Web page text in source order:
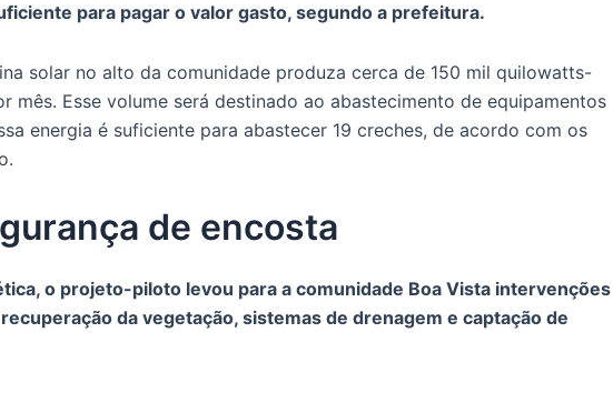
para pagar o valor gasto, segundo a prefeitura.
solar no alto da comunidade produza cerca de 150 mil quilowatts-
mês. Esse volume será destinado ao abastecimento de equipamentos
energia é suficiente para abastecer 19 creches, de acordo com os
de encosta
o projeto-piloto levou para a comunidade Boa Vista intervenções
da vegetação, sistemas de drenagem e captação de